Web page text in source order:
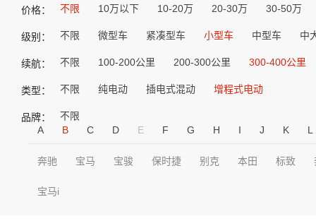
价格： 不限 10万以下 10-20万 20-30万 30-50万
级别： 不限 微型车 紧凑型车 小型车 中型车 中
续航： 不限 100-200公里 200-300公里 300-400公里
类型： 不限 纯电动 插电式混动 增程式电动
品牌：
不限
A
B C D E F G H I J K L
奔驰 宝马 宝骏 保时捷 别克 本田 标致
宝马i